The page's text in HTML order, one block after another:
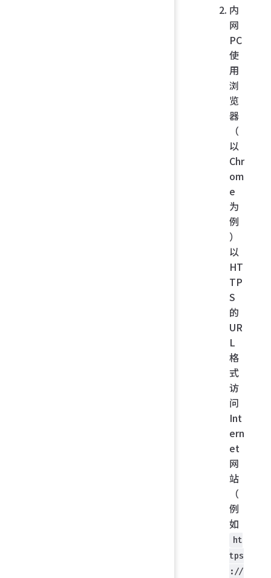
内
网
PC
使
用
浏
览
器
（
以
Chr
om
e
为
例
）
以
HT
TP
S
的
UR
L
格
式
访
问
Int
ern
et
网
站
（
例
如
ht
tps
://